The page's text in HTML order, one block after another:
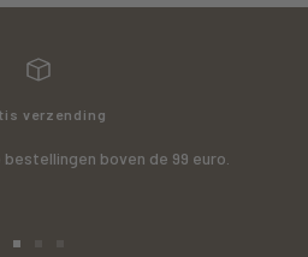
verzending
boven de 99 euro.